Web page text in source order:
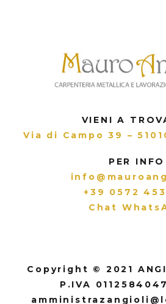
VIENI A
Via di Campo 39 –
PER INFO
+39 0572
Chat
Copyright © 2021
P.IVA